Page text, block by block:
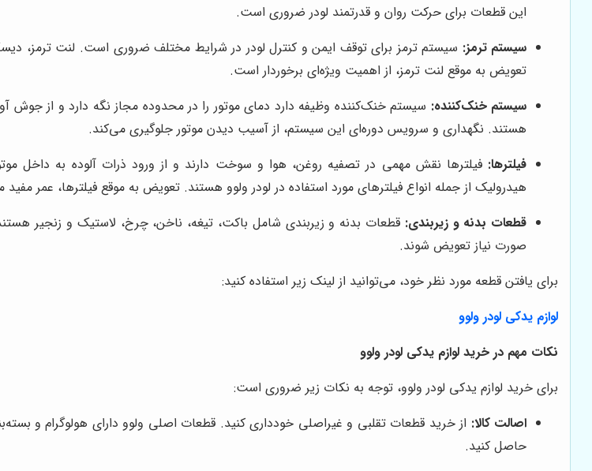
این قطعات برای حرکت روان و قدرتمند لودر ضروری است.
سیستم ترمز: سیستم ترمز برای توقف ایمن و کنترل لودر در شرایط مختلف ضروری است. لنت ترمز،
تعویض به موقع لنت ترمز، از اهمیت ویژه‌ای برخوردار است.
سیستم خنک‌کننده: سیستم خنک‌کننده وظیفه دارد دمای موتور را در محدوده مجاز نگه دارد و از جوش
هستند. نگهداری و سرویس دوره‌ای این سیستم، از آسیب دیدن موتور جلوگیری می‌کند.
فیلترها: فیلترها نقش مهمی در تصفیه روغن، هوا و سوخت دارند و از ورود ذرات آلوده به داخل
هیدرولیک از جمله انواع فیلترهای مورد استفاده در لودر ولوو هستند. تعویض به موقع فیلترها، عمر
قطعات بدنه و زیربندی: قطعات بدنه و زیربندی شامل باکت، تیغه، ناخن، چرخ، لاستیک و زنجیر
صورت نیاز تعویض شوند.
برای یافتن قطعه مورد نظر خود، می‌توانید از لینک زیر استفاده کنید:
لوازم یدکی لودر ولوو
نکات مهم در خرید لوازم یدکی لودر ولوو
برای خرید لوازم یدکی لودر ولوو، توجه به نکات زیر ضروری است:
اصالت کالا: از خرید قطعات تقلبی و غیراصلی خودداری کنید. قطعات اصلی ولوو دارای هولوگرام و
حاصل کنید.